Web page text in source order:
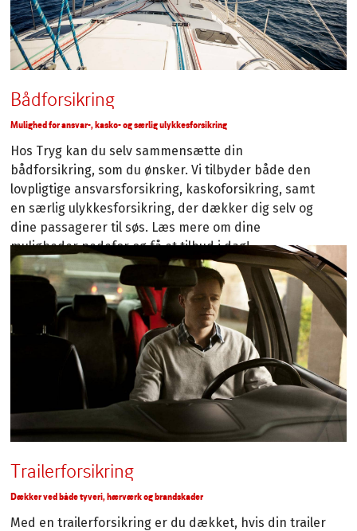
Bådforsikring
Mulighed for ansvar-, kasko- og særlig ulykkesforsikring
Hos Tryg kan du selv sammensætte din
bådforsikring, som du ønsker. Vi tilbyder både den
lovpligtige ansvarsforsikring, kaskoforsikring, samt
en særlig ulykkesforsikring, der dækker dig selv og
dine passagerer til søs. Læs mere om dine
muligheder nedefor og få et tilbud i dag!
Trailerforsikring
Dækker ved både tyveri, hærværk og brandskader
Med en trailerforsikring er du dækket, hvis din trailer